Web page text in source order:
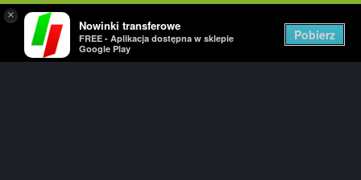
×
Nowinki transferowe
FREE - Aplikacja dostępna w sklepie
Google Play
Pobierz